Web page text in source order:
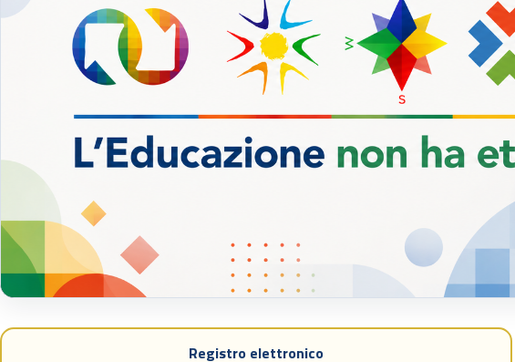
Registro elettronico